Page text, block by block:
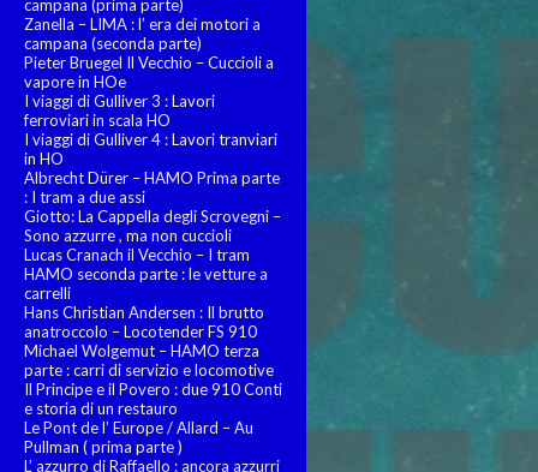
campana (prima parte)
Zanella – LIMA : l’ era dei motori a
campana (seconda parte)
Pieter Bruegel Il Vecchio – Cuccioli a
vapore in HOe
I viaggi di Gulliver 3 : Lavori
ferroviari in scala HO
I viaggi di Gulliver 4 : Lavori tranviari
in HO
Albrecht Dürer – HAMO Prima parte
: I tram a due assi
Giotto: La Cappella degli Scrovegni –
Sono azzurre , ma non cuccioli
Lucas Cranach il Vecchio – I tram
HAMO seconda parte : le vetture a
carrelli
Hans Christian Andersen : Il brutto
anatroccolo – Locotender FS 910
Michael Wolgemut – HAMO terza
parte : carri di servizio e locomotive
Il Principe e il Povero : due 910 Conti
e storia di un restauro
Le Pont de l’ Europe / Allard – Au
Pullman ( prima parte )
L’ azzurro di Raffaello : ancora azzurri